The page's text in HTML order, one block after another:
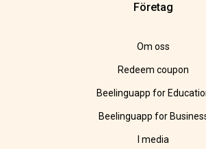
Företag
Om oss
Redeem coupon
Beelinguapp for
Beelinguapp for
I media